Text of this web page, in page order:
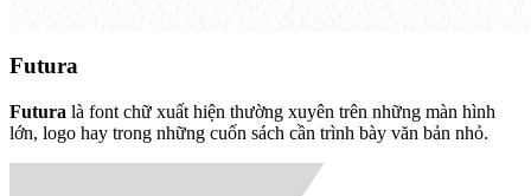
Futura
Futura là font chữ xuất hiện thường xuyên trên những màn hình
lớn, logo hay trong những cuốn sách cần trình bày văn bản nhỏ.